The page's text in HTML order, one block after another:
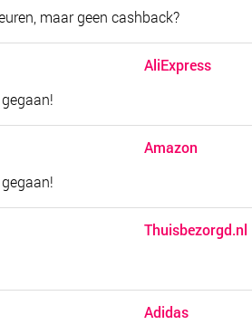
maar geen cashback?
AliExpress
Amazon
Thuisbezorgd.nl
Adidas